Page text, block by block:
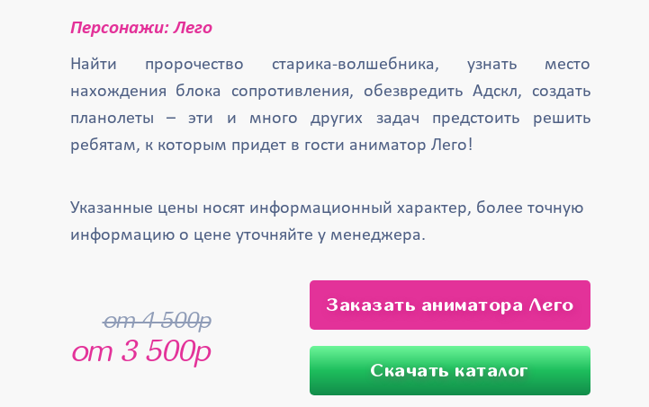
Персонажи: Лего
Найти пророчество старика-волшебника, узнать место
нахождения блока сопротивления, обезвредить Адскл, создать
планолеты – эти и много других задач предстоить решить
ребятам, к которым придет в гости аниматор Лего!
Указанные цены носят информационный характер, более точную
информацию о цене уточняйте у менеджера.
от 4 500р
от 3 500р
Заказать аниматора Лего
Скачать каталог